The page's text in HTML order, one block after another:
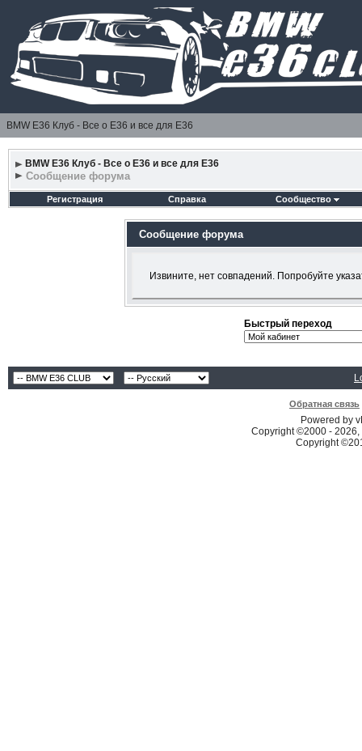
BMW E36 Клуб - Все о Е36 и все для Е36
BMW E36 Клуб - Все о Е36 и все для Е36
Сообщение форума
Регистрация Справка Сообщество
Сообщение форума
Извините, нет совпадений. Попробуйте
Быстрый переход
Обратная связь
Powered by
Copyright ©2000 -
Copyright